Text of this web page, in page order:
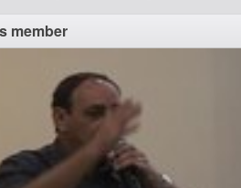
member